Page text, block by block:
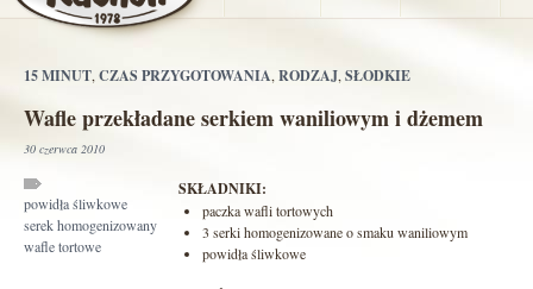
15 MINUT, CZAS PRZYGOTOWANIA, RODZAJ, SŁODKIE
Wafle przekładane serkiem waniliowym i dżemem
30 czerwca 2010
powidła śliwkowe
serek homogenizowany
wafle tortowe
SKŁADNIKI:
paczka wafli tortowych
3 serki homogenizowane o smaku waniliowym
powidła śliwkowe